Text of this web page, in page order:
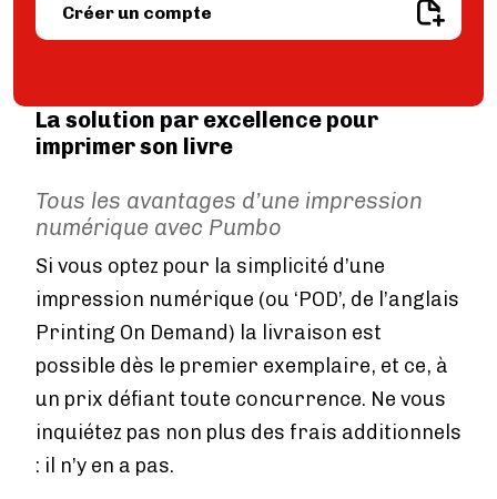
IMPRESSION NUMÉRIQUE
Délais de livraison
Impression en ligne
Publier un livre
LA PUBLICATION EN GÉNÉRAL
Demander un ISBN
Formalites a regler
RESEAU LIBRAIRIES
Vendre en librairie
BOUTIQUE PUMBO
Vendre sur Pumbo.fr
Aide
Image
Créer un compte
La solution par excellence pour
imprimer son livre
Tous les avantages d’une impression
numérique avec Pumbo
Si vous optez pour la simplicité d’une
impression numérique (ou ‘POD’, de l’anglais
Printing On Demand) la livraison est
possible dès le premier exemplaire, et ce, à
un prix défiant toute concurrence. Ne vous
inquiétez pas non plus des frais additionnels
: il n’y en a pas.